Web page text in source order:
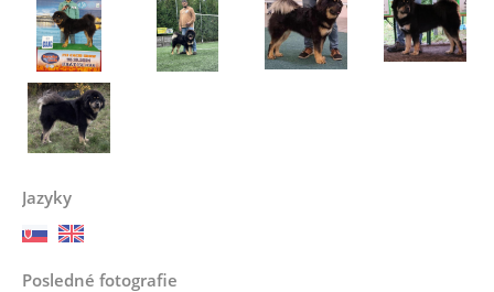
Jazyky
Posledné fotografie